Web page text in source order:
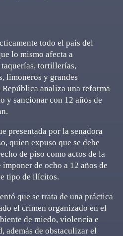
todo el país del
lo mismo afecta a
tortillerías,
limoneros y grandes
analiza una reforma
y sancionar con 12 años de
presentada por la senadora
quien expuso que se debe
de piso como actos de la
de ocho a 12 años de
tipo de ilícitos.
que se trata de una práctica
el crimen organizado en el
de miedo, violencia e
además de obstaculizar el